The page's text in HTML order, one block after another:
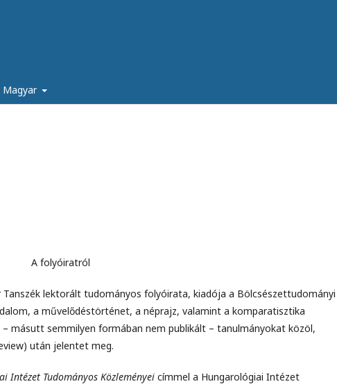
Magyar
A folyóiratról
Tanszék lektorált tudományos folyóirata, kiadója a Bölcsészettudományi
a művelődéstörténet, a néprajz, valamint a komparatisztika
másutt semmilyen formában nem publikált – tanulmányokat közöl,
után jelentet meg.
Intézet Tudományos Közleményei címmel a Hungarológiai Intézet